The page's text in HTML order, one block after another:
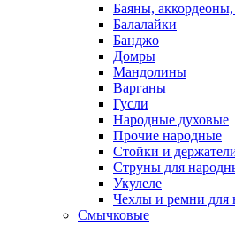
Баяны,
Балалайки
Банджо
Домры
Мандолины
Варганы
Гусли
Народные духовые
Прочие народные
Стойки и
Струны для
Укулеле
Чехлы и ремни для
Смычковые